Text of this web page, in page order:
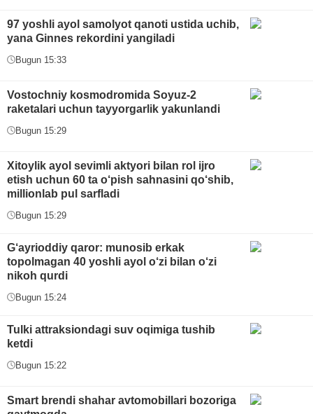
97 yoshli ayol samolyot qanoti ustida uchib,
yana Ginnes rekordini yangiladi
Bugun 15:33
Vostochniy kosmodromida Soyuz-2
raketalari uchun tayyorgarlik yakunlandi
Bugun 15:29
Xitoylik ayol sevimli aktyori bilan rol ijro
etish uchun 60 ta o‘pish sahnasini qo‘shib,
millionlab pul sarfladi
Bugun 15:29
G‘ayrioddiy qaror: munosib erkak
topolmagan 40 yoshli ayol o‘zi bilan o‘zi
nikoh qurdi
Bugun 15:24
Tulki attraksiondagi suv oqimiga tushib
ketdi
Bugun 15:22
Smart brendi shahar avtomobillari bozoriga